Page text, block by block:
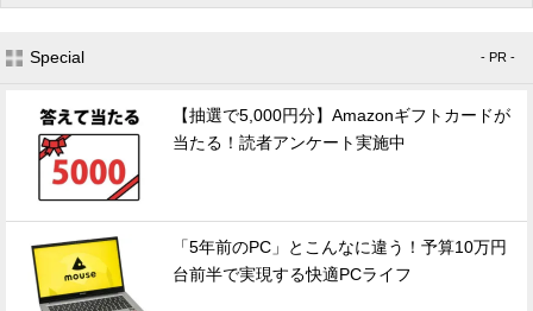
Special - PR -
【抽選で5,000円分】Amazonギフトカードが
当たる！読者アンケート実施中
「5年前のPC」とこんなに違う！予算10万円
台前半で実現する快適PCライフ